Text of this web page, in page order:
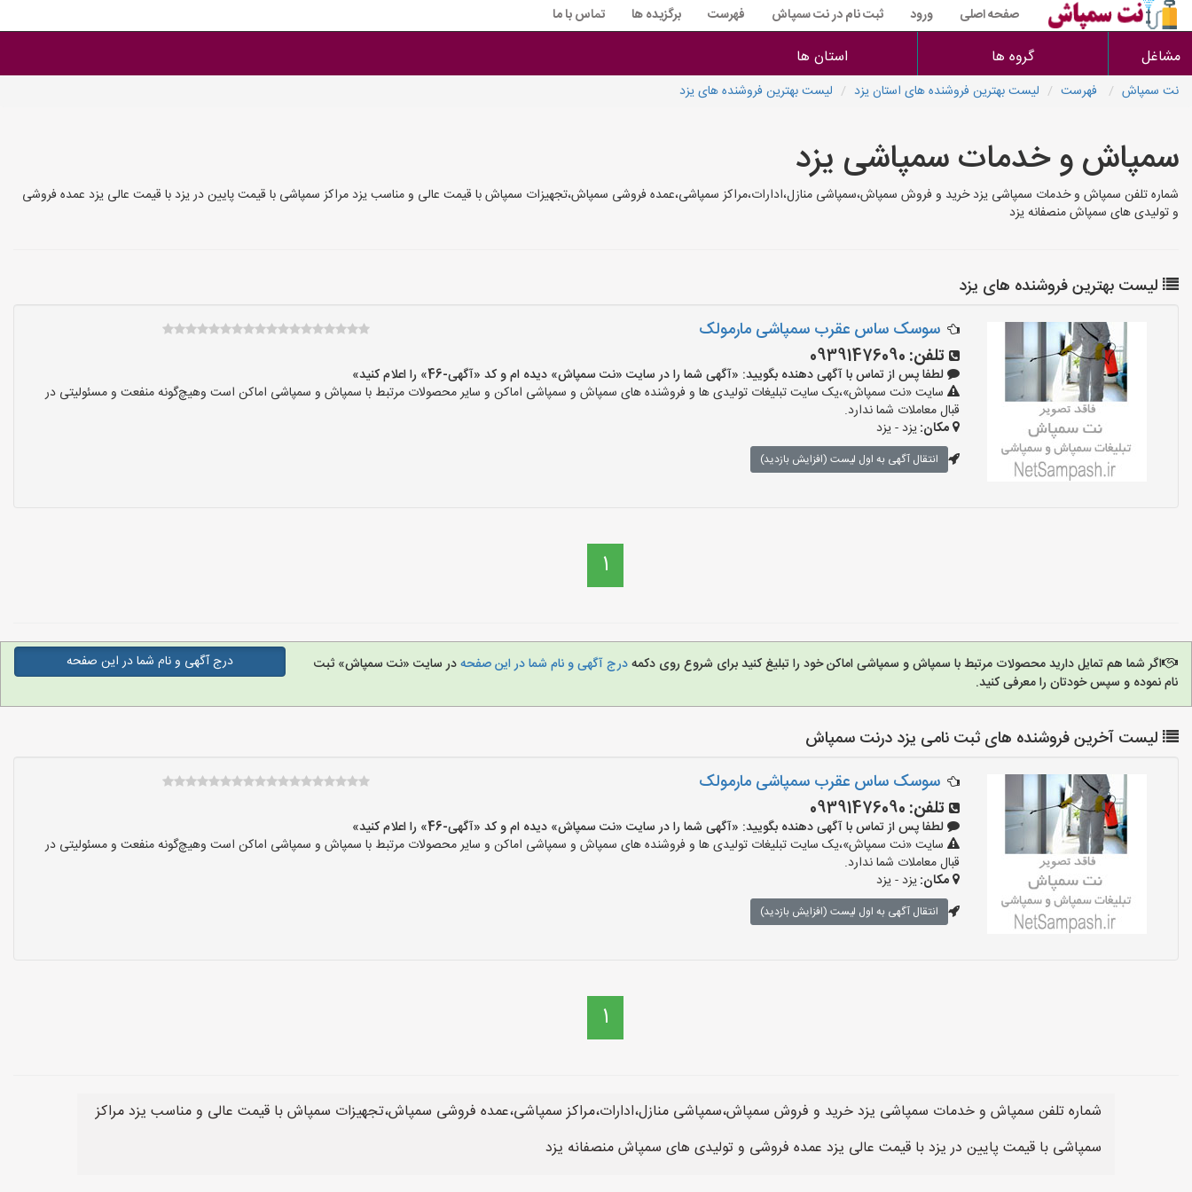
صفحه اصلی ورود ثبت نام در نت سمپاش فهرست برگزیده ها تماس با ما
مشاغل گروه ها استان ها
نت سمپاش فهرست لیست بهترین فروشنده های استان یزد لیست بهترین فروشنده های یزد
سمپاش و خدمات سمپاشی یزد
شماره تلفن سمپاش و خدمات سمپاشی یزد خرید و فروش سمپاش،سمپاشی منازل،ادارات،مراکز سمپاشی،عمده فروشی سمپاش،تجهیزات سمپاش با قیمت عالی و مناسب یزد مراکز سمپاشی با قیمت پایین در یزد با قیمت عالی یزد عمده فروشی
و تولیدی های سمپاش منصفانه یزد
لیست بهترین فروشنده های یزد
سوسک ساس عقرب سمپاشی مارمولک
تلفن: 09391476090
لطفا پس از تماس با آگهی دهنده بگویید: «آگهی شما را در سایت «نت سمپاش» دیده ام و کد «آگهی-46» را اعلام کنید»
سایت «نت سمپاش»،یک سایت تبلیغات تولیدی ها و فروشنده های سمپاش و سمپاشی اماکن و سایر محصولات مرتبط با سمپاش و سمپاشی اماکن است وهیچ‌گونه منفعت و مسئولیتی در
قبال معاملات شما ندارد.
مکان:یزد - یزد
انتقال آگهی به اول لیست (افزایش بازدید)
1
اگر شما هم تمایل دارید محصولات مرتبط با سمپاش و سمپاشی اماکن خود را تبلیغ کنید برای شروع روی دکمهدرج آگهی و نام شما در این صفحهدر سایت «نت سمپاش» ثبت
نام نموده و سپس خودتان را معرفی کنید.
درج آگهی و نام شما در این صفحه
لیست آخرین فروشنده های ثبت نامی یزد درنت سمپاش
سوسک ساس عقرب سمپاشی مارمولک
تلفن: 09391476090
لطفا پس از تماس با آگهی دهنده بگویید: «آگهی شما را در سایت «نت سمپاش» دیده ام و کد «آگهی-46» را اعلام کنید»
سایت «نت سمپاش»،یک سایت تبلیغات تولیدی ها و فروشنده های سمپاش و سمپاشی اماکن و سایر محصولات مرتبط با سمپاش و سمپاشی اماکن است وهیچ‌گونه منفعت و مسئولیتی در
قبال معاملات شما ندارد.
مکان:یزد - یزد
انتقال آگهی به اول لیست (افزایش بازدید)
1
شماره تلفن سمپاش و خدمات سمپاشی یزد خرید و فروش سمپاش،سمپاشی منازل،ادارات،مراکز سمپاشی،عمده فروشی سمپاش،تجهیزات سمپاش با قیمت عالی و مناسب یزد مراکز
سمپاشی با قیمت پایین در یزد با قیمت عالی یزد عمده فروشی و تولیدی های سمپاش منصفانه یزد